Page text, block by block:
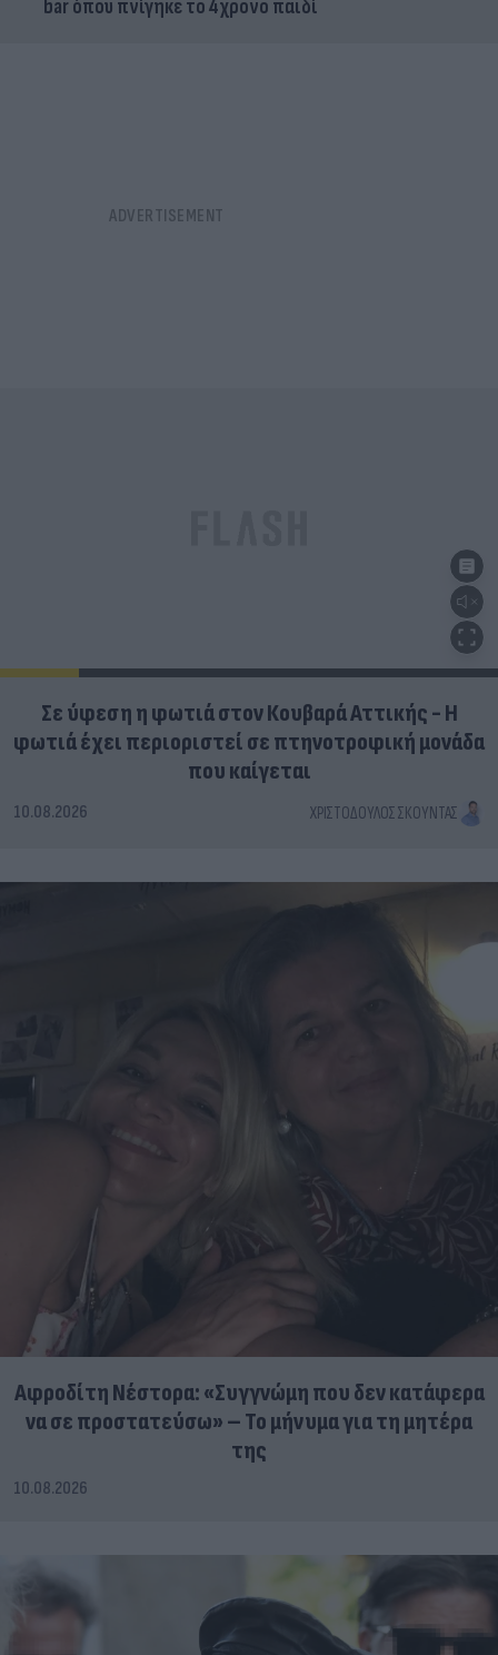
bar όπου πνίγηκε το 4χρονο παιδί
Σε ύφεση η φωτιά στον Κουβαρά Αττικής - Η
φωτιά έχει περιοριστεί σε πτηνοτροφική μονάδα
που καίγεται
10.08.2026 ΧΡΙΣΤΌΔΟΥΛΟΣ ΣΚΟΎΝΤΑΣ
Αφροδίτη Νέστορα: «Συγγνώμη που δεν κατάφερα
να σε προστατεύσω» – Το μήνυμα για τη μητέρα
της
10.08.2026